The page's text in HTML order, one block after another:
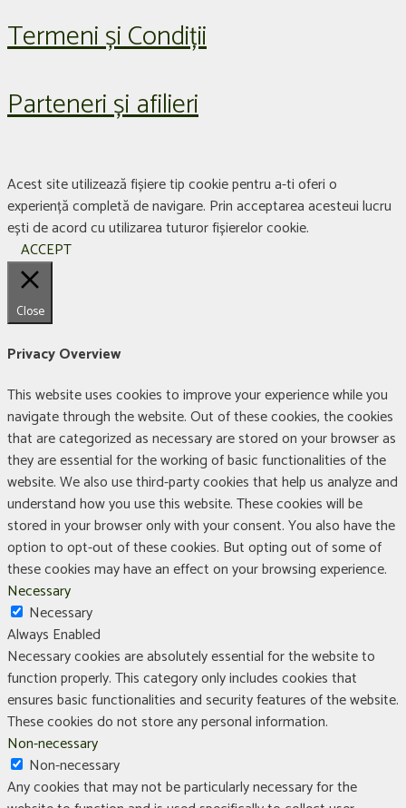
Termeni și Condiții
Parteneri și afilieri
Acest site utilizează fișiere tip cookie pentru a-ti oferi o
experiență completă de navigare. Prin acceptarea acesteui lucru
ești de acord cu utilizarea tuturor fișierelor cookie.
ACCEPT
Close
Privacy Overview
This website uses cookies to improve your experience while you
navigate through the website. Out of these cookies, the cookies
that are categorized as necessary are stored on your browser as
they are essential for the working of basic functionalities of the
website. We also use third-party cookies that help us analyze and
understand how you use this website. These cookies will be
stored in your browser only with your consent. You also have the
option to opt-out of these cookies. But opting out of some of
these cookies may have an effect on your browsing experience.
Necessary
Necessary
Always Enabled
Necessary cookies are absolutely essential for the website to
function properly. This category only includes cookies that
ensures basic functionalities and security features of the website.
These cookies do not store any personal information.
Non-necessary
Non-necessary
Any cookies that may not be particularly necessary for the